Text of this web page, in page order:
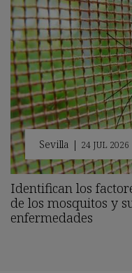
Sevilla | 24 JUL 2026
Identifican los
de los mosquitos y
enfermedades